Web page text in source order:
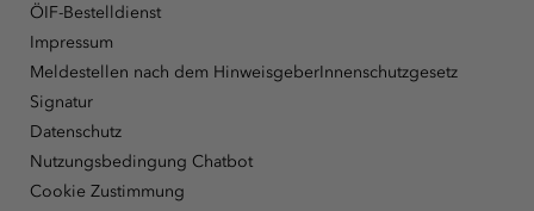
ÖIF-Bestelldienst
Impressum
Meldestellen nach dem HinweisgeberInnenschutzgesetz
Signatur
Datenschutz
Nutzungsbedingung Chatbot
Cookie Zustimmung